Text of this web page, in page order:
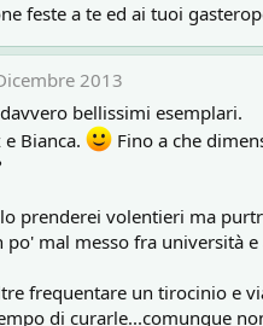
feste a te ed ai tuoi
2013
bellissimi esemplari.
Bianca.
Fino a che
prenderei volentieri ma
mal messo fra università
frequentare un tirocinio e
di curarle...comunque